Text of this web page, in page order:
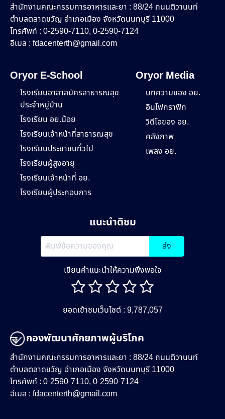
สำนักงานคณะกรรมการอาหารและยา : 88/24 ถนนติวานนท์
ตำบลตลาดขวัญ อำเภอเมือง จังหวัดนนทบุรี 11000
โทรศัพท์ : 0-2590-7110, 0-2590-7124
อีเมล : fdacenterth@gmail.com
Oryor E-School
โรงเรียนอาสาสมัครสาธารณสุข
ประจำหมู่บ้าน
โรงเรียน อย.น้อย
โรงเรียนเจ้าหน้าที่สาธารณสุข
โรงเรียนประชาชนทั่วไป
โรงเรียนผู้สูงอายุ
โรงเรียนเจ้าหน้าที่ อย.
โรงเรียนผู้ประกอบการ
Oryor Media
บทความของ อย.
อินโฟกราฟิก
วิดีโอของ อย.
คลังภาพ
เพลง อย.
แนะนำติชม
ส่ง
เขียนคำแนะนำให้ความพึงพอใจ
ยอดเข้าชมเว็บไซต์ : 9,787,057
กองพัฒนาศักยภาพผู้บริโภค
สำนักงานคณะกรรมการอาหารและยา : 88/24 ถนนติวานนท์
ตำบลตลาดขวัญ อำเภอเมือง จังหวัดนนทบุรี 11000
โทรศัพท์ : 0-2590-7110, 0-2590-7124
อีเมล : fdacenterth@gmail.com